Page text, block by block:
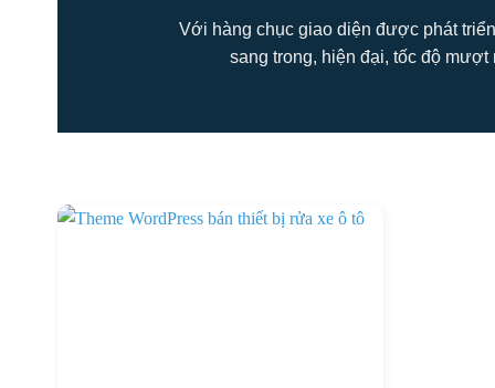
Với hàng chục giao diện được phát
sang trong, hiện đại, tốc độ